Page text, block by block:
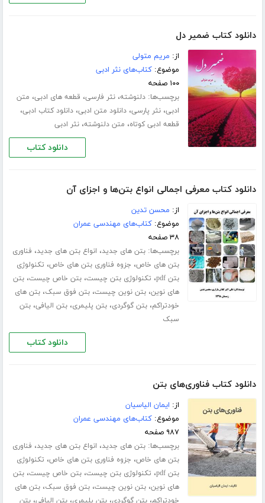
دانلود کتاب ضمیر دل
از: مریم متولی
موضوع:کتاب‌های نثر ادبی
۱۰۰ صفحه
برچسب‌ها:دلنوشته،نثر فارسی، قطعه های ادبی، متن
ادبی،نثر پارسی،دانلود متن ادبی،دانلود کتاب ادبی،
قطعه ادبی کوتاه، متن دلنوشته،نثر ادبی
دانلود کتاب
دانلود کتاب معرفی اجمالی انواع بتن‌ها و اجزای آن
از: محسن تدین
موضوع:کتاب‌های مهندسی عمران
۳۸ صفحه
برچسب‌ها:بتن های جدید، انواع بتن های جدید، فناوری
بتن های خاص، جزوه فناوری بتن های خاص، تکنولوژی
بتن pdf
، تکنولوژی بتن چیست،بتن خاص چیست،بتن
های نوین،بتن نوین چیست،بتن فوق سبک،بتن های
خودتراکم،بتن گوگردی،بتن پلیمری،بتن الیافی،بتن
سبک
دانلود کتاب
دانلود کتاب فناوری‌های بتن
از: ایمان الیاسیان
موضوع:کتاب‌های مهندسی عمران
۹۸۷ صفحه
برچسب‌ها:بتن های جدید، انواع بتن های جدید، فناوری
بتن های خاص، جزوه فناوری بتن های خاص، تکنولوژی
بتن pdf
، تکنولوژی بتن چیست،بتن خاص چیست،بتن
های نوین،بتن نوین چیست،بتن فوق سبک،بتن های
خودتراکم،بتن گوگردی،بتن پلیمری،بتن الیافی،بتن